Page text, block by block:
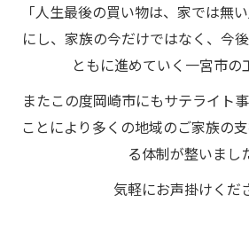
「人生最後の買い物は、家では無
にし、家族の今だけではなく、今
ともに進めていく一宮市の
またこの度岡崎市にもサテライト
ことにより多くの地域のご家族の
る体制が整いまし
気軽にお声掛けくだ